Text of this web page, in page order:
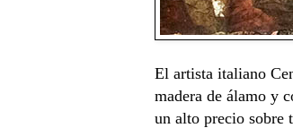
El artista italiano
madera de álamo y
un alto precio sobre